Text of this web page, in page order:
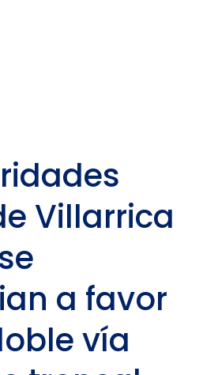
Villarrica
a favor
vía